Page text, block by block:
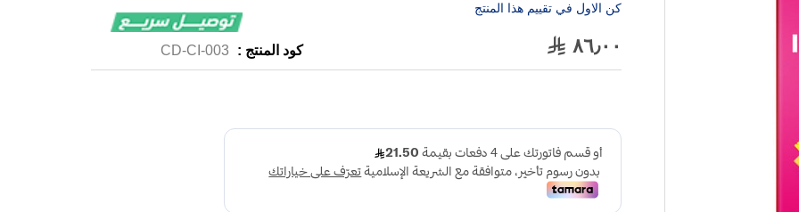
كن الاول في تقييم هذا المنتج
٨٦٫٠٠ كود المنتج : CD-CI-003